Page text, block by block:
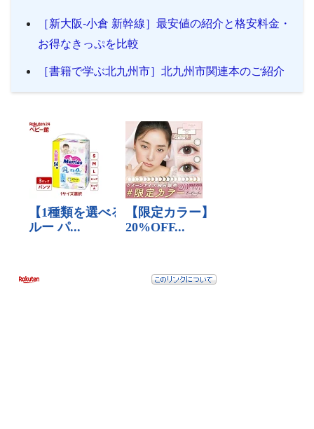
［新大阪-小倉 新幹線］最安値の紹介と格安料金・
お得なきっぷを比較
［書籍で学ぶ北九州市］北九州市関連本のご紹介